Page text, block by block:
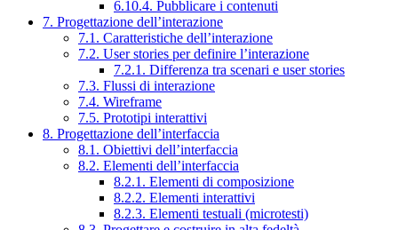
6.10.4. Pubblicare i contenuti
7. Progettazione dell’interazione
7.1. Caratteristiche dell’interazione
7.2. User stories per definire l’interazione
7.2.1. Differenza tra scenari e user stories
7.3. Flussi di interazione
7.4. Wireframe
7.5. Prototipi interattivi
8. Progettazione dell’interfaccia
8.1. Obiettivi dell’interfaccia
8.2. Elementi dell’interfaccia
8.2.1. Elementi di composizione
8.2.2. Elementi interattivi
8.2.3. Elementi testuali (microtesti)